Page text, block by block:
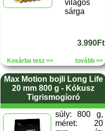
világos
sárga
3.990Ft
Kosárba tesz >> tovább >>
Max Motion bojli Long Life
20 mm 800 g - Kókusz
Tigrismogíoró
súly: 800 g,
méret: 20